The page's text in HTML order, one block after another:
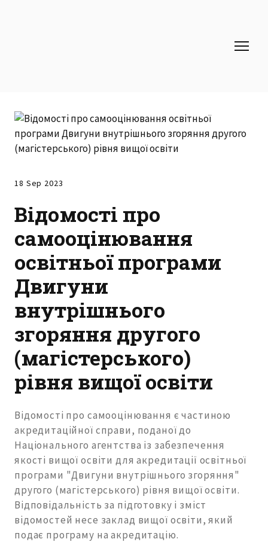
18 Sep 2023
Відомості про
самооцінювання
освітньої програми
Двигуни
внутрішнього
згоряння другого
(магістерського)
рівня вищої освіти
Відомості про самооцінювання є частиною
акредитаційної справи, поданої до
Національного агентства із забезпечення
якості вищої освіти для акредитації освітньої
програми "Двигуни внутрішнього згоряння"
другого (магістерського) рівня вищої освіти.
Відповідальність за підготовку і зміст
відомостей несе заклад вищої освіти, який
подає програму на акредитацію.